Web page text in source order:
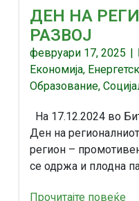
ДЕН НА
РАЗВОЈ
февруари 17, 2025 |
Економија,
Образование,
На 17.12.2024 во
Ден на
регион –
се одржа и плодна
Прочитајте повеќе